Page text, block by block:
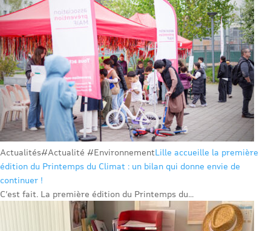
Actualités#Actualité #EnvironnementLille accueille la première
édition du Printemps du Climat : un bilan qui donne envie de
continuer !
C’est fait. La première édition du Printemps du...